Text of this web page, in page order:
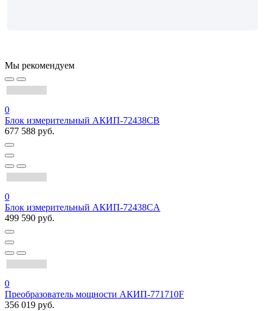
Мы рекомендуем
0
Блок измерительный АКИП-72438CB
677 588 руб.
0
Блок измерительный АКИП-72438CA
499 590 руб.
0
Преобразователь мощности АКИП-771710F
356 019 руб.